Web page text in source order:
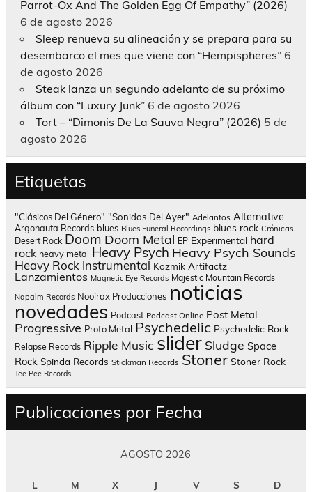
Parrot-Ox And The Golden Egg Of Empathy” (2026)
6 de agosto 2026
Sleep renueva su alineación y se prepara para su
desembarco el mes que viene con “Hempispheres” 6
de agosto 2026
Steak lanza un segundo adelanto de su próximo
álbum con “Luxury Junk” 6 de agosto 2026
Tort – “Dimonis De La Sauva Negra” (2026) 5 de
agosto 2026
Etiquetas
"Clásicos Del Género" "Sonidos Del Ayer" Adelantos Alternative
Argonauta Records blues Blues Funeral Recordings blues rock Crónicas
Desert Rock Doom Doom Metal EP Experimental hard
rock heavy metal Heavy Psych Heavy Psych Sounds
Heavy Rock Instrumental Kozmik Artifactz
Lanzamientos Magnetic Eye Records Majestic Mountain Records
Napalm Records Nooirax Producciones noticias
novedades Podcast Podcast Online Post Metal
Progressive Proto Metal Psychedelic Psychedelic Rock
Relapse Records Ripple Music slider Sludge Space
Rock Spinda Records Stickman Records Stoner Stoner Rock
Tee Pee Records
Publicaciones por Fecha
AGOSTO 2026
L M X J V S D